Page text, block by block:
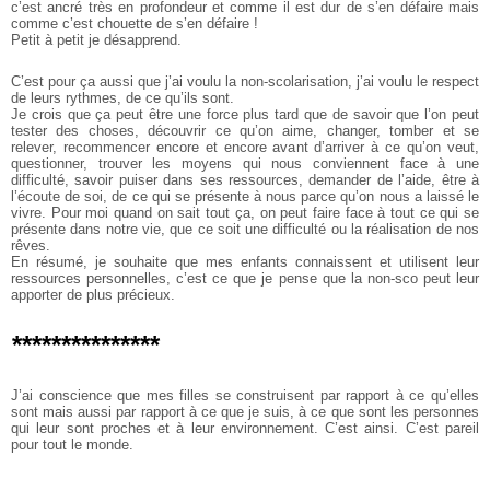
c’est ancré très en profondeur et comme il est dur de s’en défaire mais
comme c’est chouette de s’en défaire !
Petit à petit je désapprend.
C’est pour ça aussi que j’ai voulu la non-scolarisation, j’ai voulu le respect
de leurs rythmes, de ce qu’ils sont.
Je crois que ça peut être une force plus tard que de savoir que l’on peut
tester des choses, découvrir ce qu’on aime, changer, tomber et se
relever, recommencer encore et encore avant d’arriver à ce qu’on veut,
questionner, trouver les moyens qui nous conviennent face à une
difficulté, savoir puiser dans ses ressources, demander de l’aide, être à
l’écoute de soi, de ce qui se présente à nous parce qu’on nous a laissé le
vivre. Pour moi quand on sait tout ça, on peut faire face à tout ce qui se
présente dans notre vie, que ce soit une difficulté ou la réalisation de nos
rêves.
En résumé, je souhaite que mes enfants connaissent et utilisent leur
ressources personnelles, c’est ce que je pense que la non-sco peut leur
apporter de plus précieux.
***************
J’ai conscience que mes filles se construisent par rapport à ce qu’elles
sont mais aussi par rapport à ce que je suis, à ce que sont les personnes
qui leur sont proches et à leur environnement. C’est ainsi. C’est pareil
pour tout le monde.